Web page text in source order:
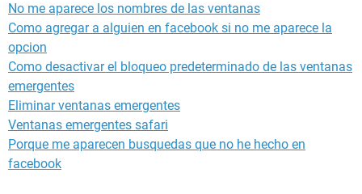
No me aparece los nombres de las ventanas
Como agregar a alguien en facebook si no me aparece la
opcion
Como desactivar el bloqueo predeterminado de las ventanas
emergentes
Eliminar ventanas emergentes
Ventanas emergentes safari
Porque me aparecen busquedas que no he hecho en
facebook